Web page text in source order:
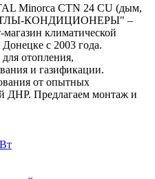
Minorca CTN 24 CU (дым,
КОНДИЦИОНЕРЫ" –
климатической
с 2003 года.
отопления,
и газификации.
от опытных
ДНР. Предлагаем монтаж и